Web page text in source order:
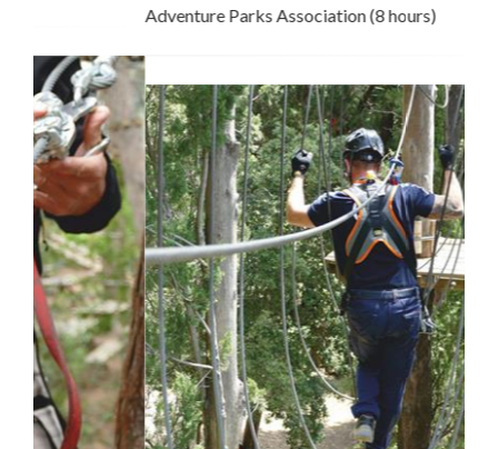
Adventure Parks Association (8 hours)